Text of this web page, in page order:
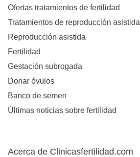
Ofertas tratamientos de fertilidad
Tratamientos de reproducción asistida
Reproducción asistida
Fertilidad
Gestación subrogada
Donar óvulos
Banco de semen
Últimas noticias sobre fertilidad
Acerca de Clinicasfertilidad.com